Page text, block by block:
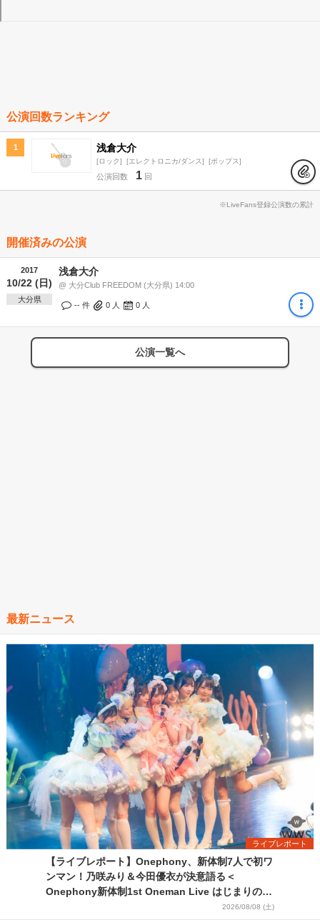
公演回数ランキング
1 浅倉大介
ロック エレクトロニカ/ダンス ポップス
公演回数 1 回
※LiveFans登録公演数の累計
開催済みの公演
2017
10/22 (日)
大分県
浅倉大介
@ 大分Club FREEDOM (大分県) 14:00
-- 件 0 人 0 人
公演一覧へ
最新ニュース
ライブレポート
【ライブレポート】Onephony、新体制7人で初ワ
ンマン！乃咲みり＆今田優衣が決意語る＜
Onephony新体制1st Oneman Live はじまりの夏
2026/08/08 (土)